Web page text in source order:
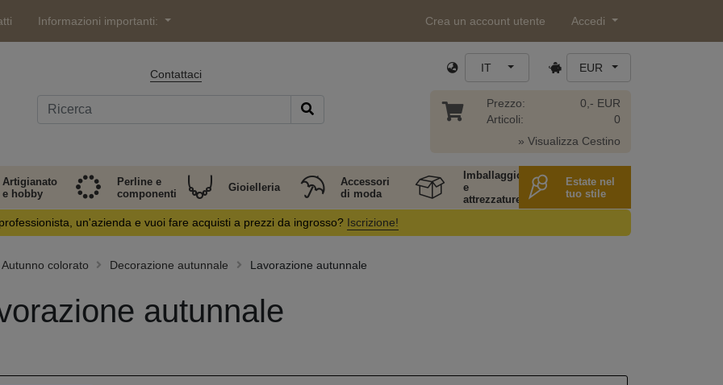
Informazioni importanti: Crea un account utente Accedi
Contattaci IT EUR
Prezzo:
Articoli:
0,- EUR
0
» Visualizza Cestino
Artigianato
e hobby
Perline e
componenti
Gioielleria
Accessori
di moda
Imballaggio
e
attrezzature
Estate nel
tuo stile
un'azienda e vuoi fare acquisti a prezzi da ingrosso? Iscrizione!
Autunno colorato Decorazione autunnale Lavorazione autunnale
autunnale